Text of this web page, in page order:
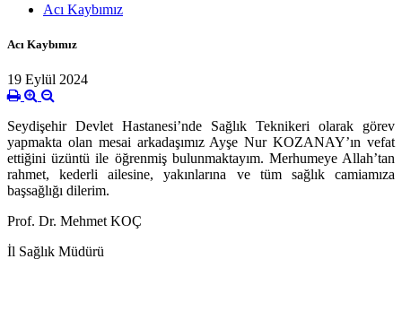
Acı Kaybımız
Acı Kaybımız
19 Eylül 2024
Seydişehir Devlet Hastanesi’nde Sağlık Teknikeri olarak görev
yapmakta olan mesai arkadaşımız Ayşe Nur KOZANAY’ın vefat
ettiğini üzüntü ile öğrenmiş bulunmaktayım. Merhumeye Allah’tan
rahmet, kederli ailesine, yakınlarına ve tüm sağlık camiamıza
başsağlığı dilerim.
Prof. Dr. Mehmet KOÇ
İl Sağlık Müdürü